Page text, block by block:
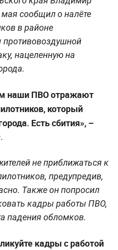
сообщил о налёте
в районе
нацеленную на
наши ПВО отражают
который
Есть сбития», –
не приближаться к
предупредив,
Также он попросил
кадры работы ПВО,
падения обломков.
кадры с работой